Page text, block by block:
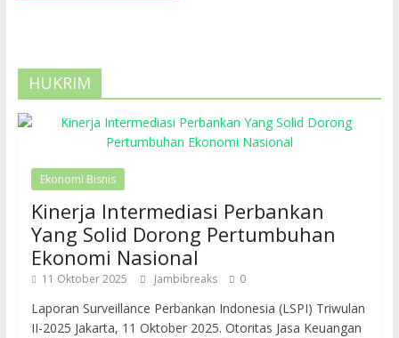
HUKRIM
Ekonomi Bisnis
Kinerja Intermediasi Perbankan
Yang Solid Dorong Pertumbuhan
Ekonomi Nasional
11 Oktober 2025 Jambibreaks 0
Laporan Surveillance Perbankan Indonesia (LSPI) Triwulan
II-2025 Jakarta, 11 Oktober 2025. Otoritas Jasa Keuangan